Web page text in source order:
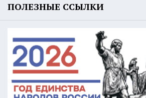
ПОЛЕЗНЫЕ ССЫЛКИ